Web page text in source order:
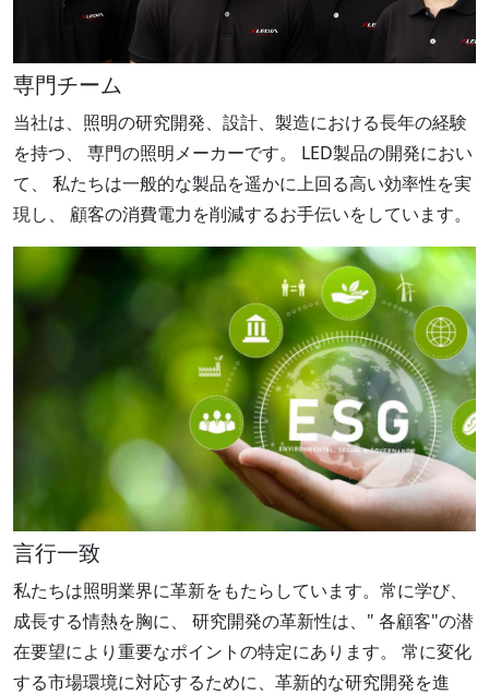
専門チーム
当社は、照明の研究開発、設計、製造における長年の経験
を持つ、 専門の照明メーカーです。 LED製品の開発におい
て、 私たちは一般的な製品を遥かに上回る高い効率性を実
現し、 顧客の消費電力を削減するお手伝いをしています。
言行一致
私たちは照明業界に革新をもたらしています。常に学び、
成長する情熱を胸に、 研究開発の革新性は、" 各顧客"の潜
在要望により重要なポイントの特定にあります。 常に変化
する市場環境に対応するために、革新的な研究開発を進